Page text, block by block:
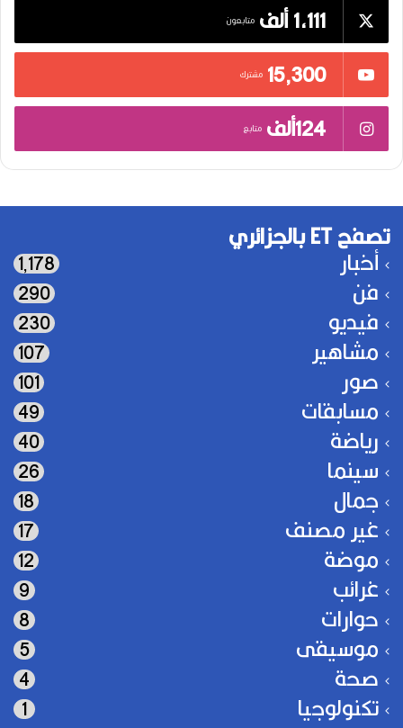
1,111 ألف متابعون
15٬300 مشترك
124ألف متابع
تصفح ET بالجزائري
أخبار 1٬178
فن 290
فيديو 230
مشاهير 107
صور 101
مسابقات 49
رياضة 40
سينما 26
جمال 18
غير مصنف 17
موضة 12
غرائب 9
حوارات 8
موسيقى 5
صحة 4
تكنولوجيا 1